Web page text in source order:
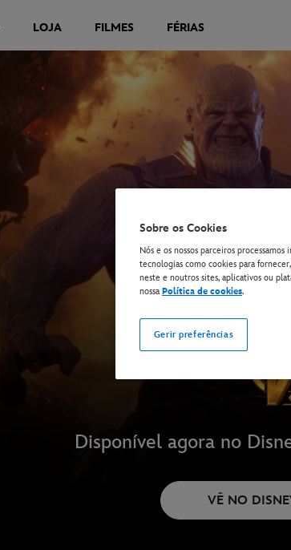
LOJA FILMES FÉRIAS
Disponível agora no
VÊ NO
Sobre os Cookies
Nós e os nossos parceiros
tecnologias como cookies para
neste e noutros sites, aplicativos ou
nossa Política de cookies.
Gerir preferências